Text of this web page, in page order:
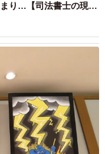
り…【司法書士の現場